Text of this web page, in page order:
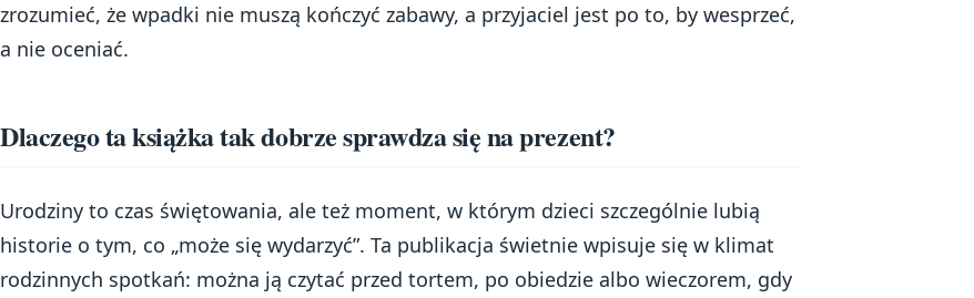
zrozumieć, że wpadki nie muszą kończyć zabawy, a przyjaciel jest po to, by wesprzeć,
a nie oceniać.
Dlaczego ta książka tak dobrze sprawdza się na prezent?
Urodziny to czas świętowania, ale też moment, w którym dzieci szczególnie lubią
historie o tym, co „może się wydarzyć”. Ta publikacja świetnie wpisuje się w klimat
rodzinnych spotkań: można ją czytać przed tortem, po obiedzie albo wieczorem, gdy